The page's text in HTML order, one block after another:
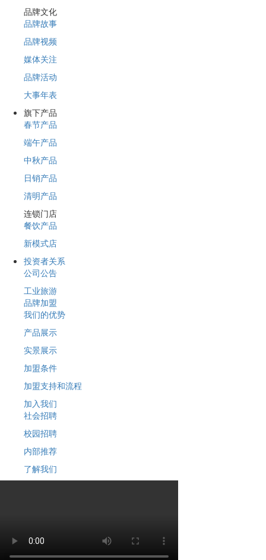
品牌文化
品牌故事
品牌视频
媒体关注
品牌活动
大事年表
旗下产品
春节产品
端午产品
中秋产品
日销产品
清明产品
连锁门店
餐饮产品
新模式店
投资者关系
公司公告
工业旅游
品牌加盟
我们的优势
产品展示
实景展示
加盟条件
加盟支持和流程
加入我们
社会招聘
校园招聘
内部推荐
了解我们